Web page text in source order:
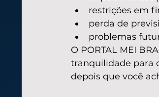
restrições em
perda de
problemas
O PORTAL MEI
tranquilidade para
depois que você